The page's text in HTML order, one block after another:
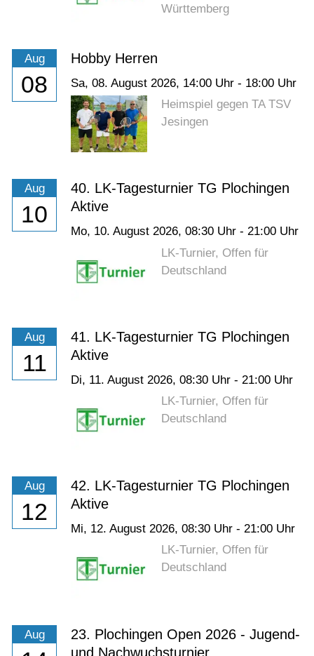
Württemberg
Aug
08
Hobby Herren
Sa, 08. August 2026, 14:00 Uhr - 18:00 Uhr
Heimspiel gegen TA TSV
Jesingen
Aug
10
40. LK-Tagesturnier TG Plochingen
Aktive
Mo, 10. August 2026, 08:30 Uhr - 21:00 Uhr
LK-Turnier, Offen für
Deutschland
Aug
11
41. LK-Tagesturnier TG Plochingen
Aktive
Di, 11. August 2026, 08:30 Uhr - 21:00 Uhr
LK-Turnier, Offen für
Deutschland
Aug
12
42. LK-Tagesturnier TG Plochingen
Aktive
Mi, 12. August 2026, 08:30 Uhr - 21:00 Uhr
LK-Turnier, Offen für
Deutschland
Aug
23. Plochingen Open 2026 - Jugend-
und Nachwuchsturnier